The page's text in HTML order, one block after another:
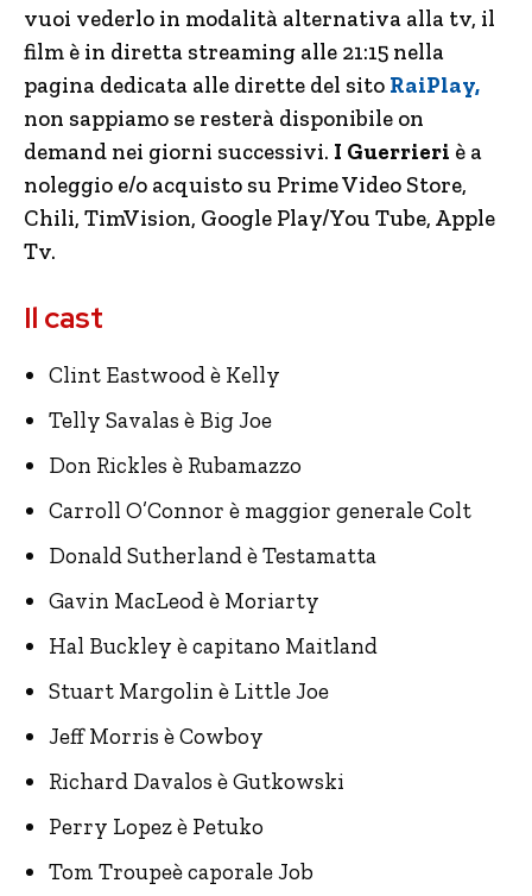
vuoi vederlo in modalità alternativa alla tv, il
film è in diretta streaming alle 21:15 nella
pagina dedicata alle dirette del sito RaiPlay,
non sappiamo se resterà disponibile on
demand nei giorni successivi. I Guerrieri è a
noleggio e/o acquisto su Prime Video Store,
Chili, TimVision, Google Play/You Tube, Apple
Tv.
Il cast
Clint Eastwood è Kelly
Telly Savalas è Big Joe
Don Rickles è Rubamazzo
Carroll O’Connor è maggior generale Colt
Donald Sutherland è Testamatta
Gavin MacLeod è Moriarty
Hal Buckley è capitano Maitland
Stuart Margolin è Little Joe
Jeff Morris è Cowboy
Richard Davalos è Gutkowski
Perry Lopez è Petuko
Tom Troupeè caporale Job